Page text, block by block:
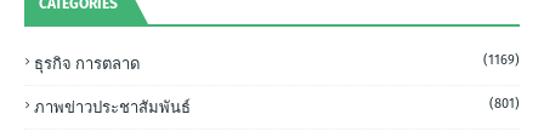
CATEGORIES
ธุรกิจ การตลาด (1169)
ภาพข่าวประชาสัมพันธ์ (801)